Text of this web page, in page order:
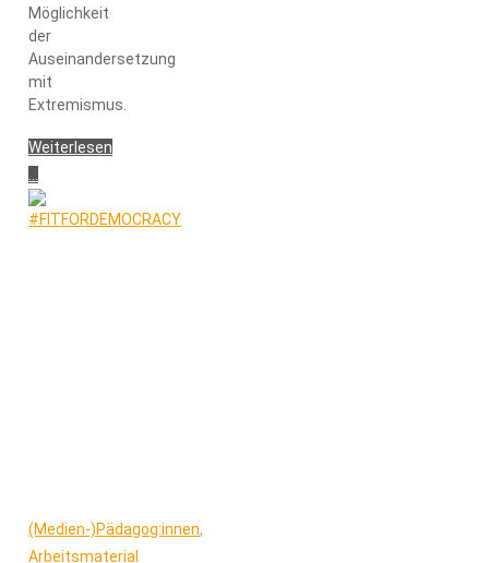
Möglichkeit
der
Auseinandersetzung
mit
Extremismus.
Weiterlesen
...
"Politisches
Bildhandeln"
(Medien-)Pädagog:innen,
Arbeitsmaterial